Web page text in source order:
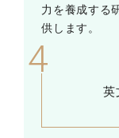
力を養成する
供します。
英